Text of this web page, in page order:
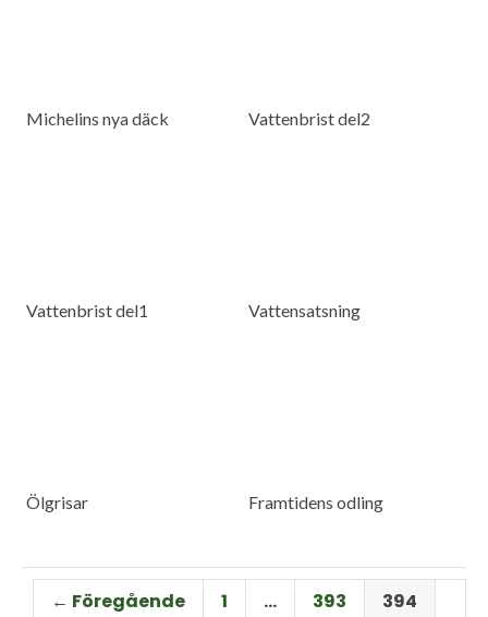
Michelins nya däck Vattenbrist del2
Vattenbrist del1 Vattensatsning
Ölgrisar Framtidens odling
← Föregående 1 … 393
394